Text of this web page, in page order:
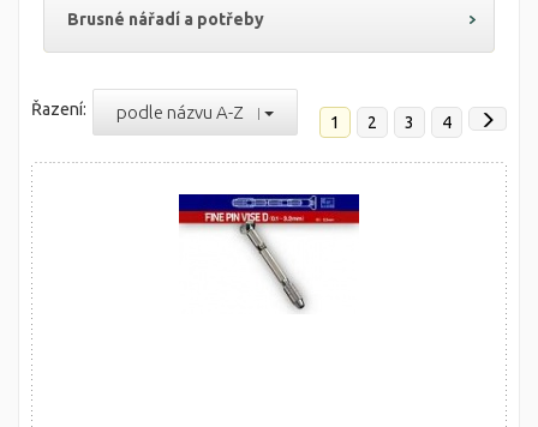
Brusné nářadí a potřeby
Řazení: podle názvu A-Z 1 2 3 4